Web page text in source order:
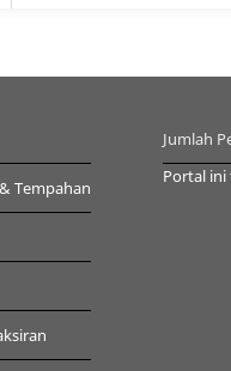
Tempahan
Jumlah
Portal ini